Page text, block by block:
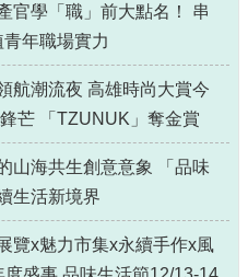
官學「職」前大點名！ 串
年職場實力
航潮流夜 高雄時尚大賞今
芒 「TZUNUK」奪金賞
山海共生創意意象 「品味
生活新境界
覽x魅力市集x永續手作x風